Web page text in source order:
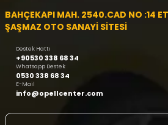
BAHÇEKAPI MAH. 2540.CAD NO :14
ŞAŞMAZ OTO SANAYİ SİTESİ
Destek Hattı
+90530 338 68 34
Whatsapp Destek
0530 338 68 34
E-Mail
info@opellcenter.com